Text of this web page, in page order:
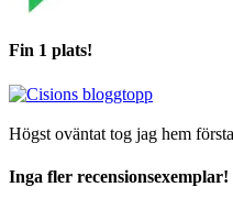
Fin 1 plats!
Högst oväntat tog jag hem
Inga fler recensionsexemplar!